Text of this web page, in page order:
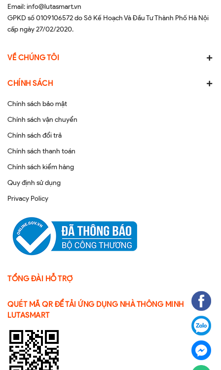
Email:info@lutasmart.vn
GPKD số 0109106572 do Sở Kế Hoạch Và Đầu Tư Thành Phố Hà Nội
cấp ngày 27/02/2020.
VỀ CHÚNG TÔI
CHÍNH SÁCH
Chính sách bảo mật
Chính sách vận chuyển
Chính sách đổi trả
Chính sách thanh toán
Chính sách kiểm hàng
Quy định sử dụng
Privacy Policy
TỔNG ĐÀI HỖ TRỢ
QUÉT MÃ QR ĐỂ TẢI ỨNG DỤNG NHÀ THÔNG MINH
LUTASMART